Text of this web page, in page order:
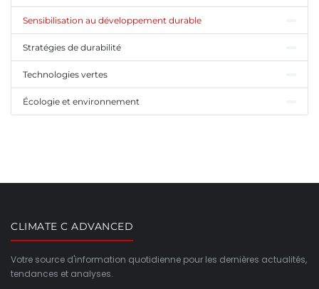
Sensibilisation au développement durable
Stratégies de durabilité
Technologies vertes
Écologie et environnement
CLIMATE C ADVANCED
Votre source d'information quotidienne pour les dernières actualités,
tendances et analyses.